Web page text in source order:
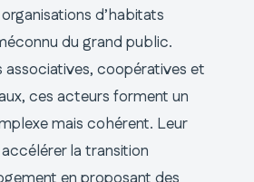
d’habitats
du grand public.
coopératives et
ces acteurs forment un
mais cohérent. Leur
la transition